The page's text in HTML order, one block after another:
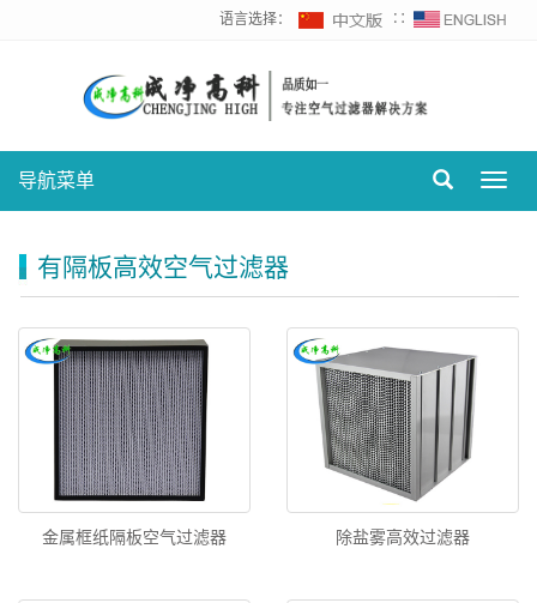
语言选择： ∷
导航菜单
有隔板高效空气过滤器
金属框纸隔板空气过滤器 除盐雾高效过滤器